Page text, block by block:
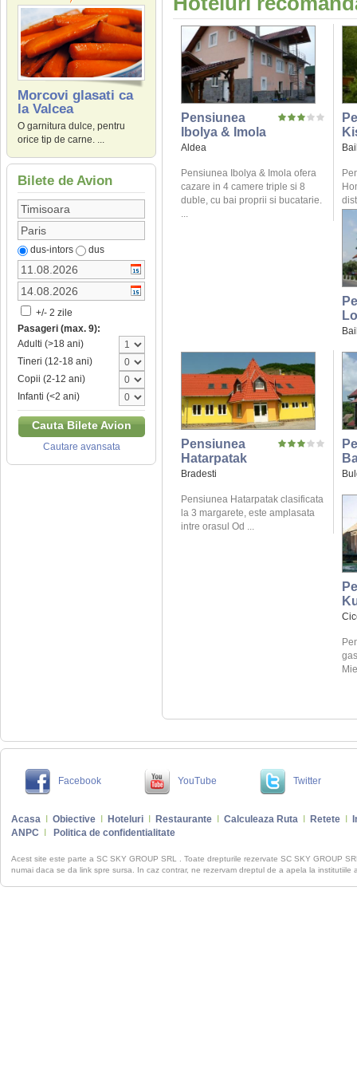
Morcovi glasati ca
la Valcea
O garnitura dulce, pentru
orice tip de carne. ...
Bilete de Avion
dus-intors dus
+/- 2 zile
Pasageri (max. 9):
Adulti (>18 ani)
Tineri (12-18 ani)
Copii (2-12 ani)
Infanti (<2 ani)
Cauta Bilete Avion
Cautare avansata
Pensiunea
Ibolya & Imola
Aldea
Pensiunea Ibolya & Imola ofera
cazare in 4 camere triple si 8
duble, cu bai proprii si bucatarie.
...
Pensiunea
Hatarpatak
Bradesti
Pensiunea Hatarpatak clasificata
la 3 margarete, este amplasata
intre orasul Od ...
Facebook YouTube Twitter
Acasa Obiective Hoteluri Restaurante Calculeaza Ruta Retete
ANPC
Politica de confidentialitate
Acest site este parte a SC SKY GROUP SRL . Toate drepturile rezervate SC SKY GROUP
numai daca se da link spre sursa. In caz contrar, ne rezervam dreptul de a apela la institutiile